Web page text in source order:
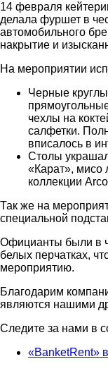
14 февраля
делала фуршет в
автомобильного
накрытие и
На мероприятии
Черные
чехлы на
салфетки.
вписалось в
Столы
«Карат», мисо
коллекции
Так же на
специальной
Официанты были в
белых перчатках,
мероприятию.
Благодарим
являются нашими
Следите за нами в
«BanketRent»